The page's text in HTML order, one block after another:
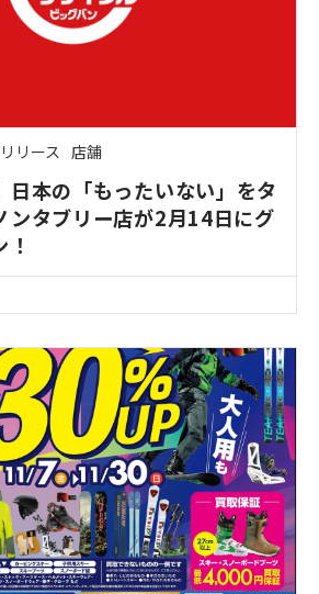
リース 店舗
日本の「もったいない」をタ
ンタブリー店が2月14日にグ